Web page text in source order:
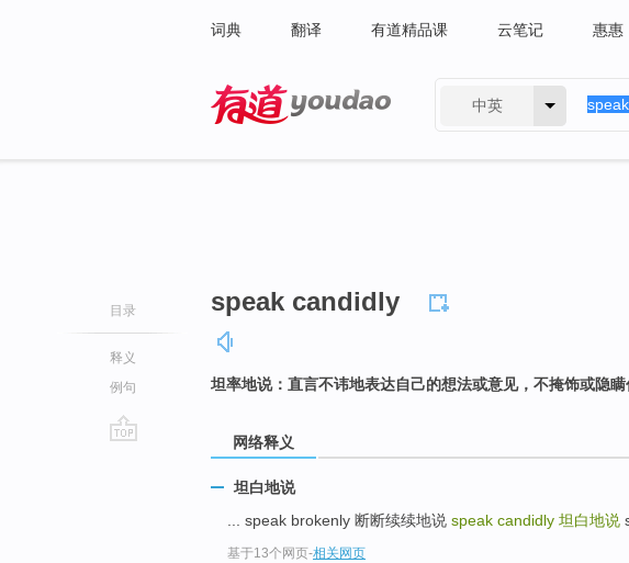
词典 翻译 有道精品课 云笔记 惠惠
中英
目录
释义
例句
speak candidly
坦率地说：直言不讳地表达自己的想法或意见，不掩饰或隐瞒
网络释义
坦白地说
... speak brokenly 断断续续地说 speak candidly 坦白地说
基于13个网页-相关网页